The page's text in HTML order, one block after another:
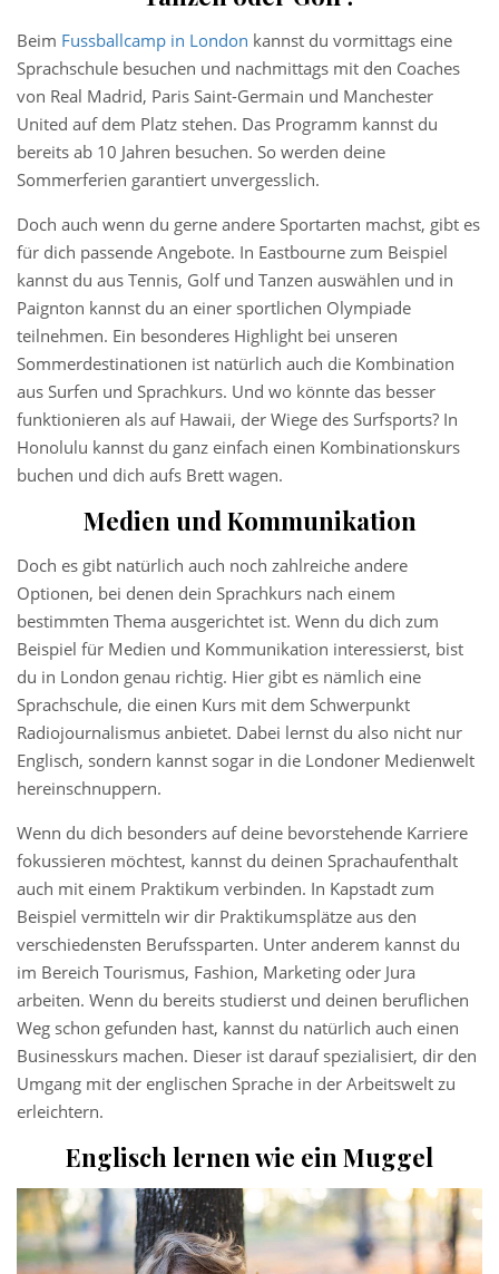
Beim Fussballcamp in London kannst du vormittags eine
Sprachschule besuchen und nachmittags mit den Coaches
von Real Madrid, Paris Saint-Germain und Manchester
United auf dem Platz stehen. Das Programm kannst du
bereits ab 10 Jahren besuchen. So werden deine
Sommerferien garantiert unvergesslich.
Doch auch wenn du gerne andere Sportarten machst, gibt es
für dich passende Angebote. In Eastbourne zum Beispiel
kannst du aus Tennis, Golf und Tanzen auswählen und in
Paignton kannst du an einer sportlichen Olympiade
teilnehmen. Ein besonderes Highlight bei unseren
Sommerdestinationen ist natürlich auch die Kombination
aus Surfen und Sprachkurs. Und wo könnte das besser
funktionieren als auf Hawaii, der Wiege des Surfsports? In
Honolulu kannst du ganz einfach einen Kombinationskurs
buchen und dich aufs Brett wagen.
Medien und Kommunikation
Doch es gibt natürlich auch noch zahlreiche andere
Optionen, bei denen dein Sprachkurs nach einem
bestimmten Thema ausgerichtet ist. Wenn du dich zum
Beispiel für Medien und Kommunikation interessierst, bist
du in London genau richtig. Hier gibt es nämlich eine
Sprachschule, die einen Kurs mit dem Schwerpunkt
Radiojournalismus anbietet. Dabei lernst du also nicht nur
Englisch, sondern kannst sogar in die Londoner Medienwelt
hereinschnuppern.
Wenn du dich besonders auf deine bevorstehende Karriere
fokussieren möchtest, kannst du deinen Sprachaufenthalt
auch mit einem Praktikum verbinden. In Kapstadt zum
Beispiel vermitteln wir dir Praktikumsplätze aus den
verschiedensten Berufssparten. Unter anderem kannst du
im Bereich Tourismus, Fashion, Marketing oder Jura
arbeiten. Wenn du bereits studierst und deinen beruflichen
Weg schon gefunden hast, kannst du natürlich auch einen
Businesskurs machen. Dieser ist darauf spezialisiert, dir den
Umgang mit der englischen Sprache in der Arbeitswelt zu
erleichtern.
Englisch lernen wie ein Muggel